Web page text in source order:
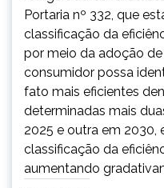
Portaria nº 332, que
classificação da
por meio da adoção
consumidor possa
fato mais eficientes
determinadas mais
2025 e outra em 2030,
classificação da
aumentando